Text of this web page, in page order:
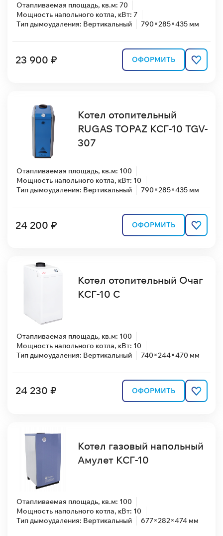
Отапливаемая площадь, кв.м: 70
Мощность напольного котла, кВт: 7
Тип дымоудаления: Вертикальный
790×285×435 мм
23 900 ₽ ОФОРМИТЬ
Котел отопительный
RUGAS TOPAZ КСГ-10 TGV-
307
Отапливаемая площадь, кв.м: 100
Мощность напольного котла, кВт: 10
Тип дымоудаления: Вертикальный
790×285×435 мм
24 200 ₽ ОФОРМИТЬ
Котел отопительный Очаг
КСГ-10 С
Отапливаемая площадь, кв.м: 100
Мощность напольного котла, кВт: 10
Тип дымоудаления: Вертикальный
740×244×470 мм
24 230 ₽ ОФОРМИТЬ
Котел газовый напольный
Амулет КСГ-10
Отапливаемая площадь, кв.м: 100
Мощность напольного котла, кВт: 10
Тип дымоудаления: Вертикальный
677×282×474 мм